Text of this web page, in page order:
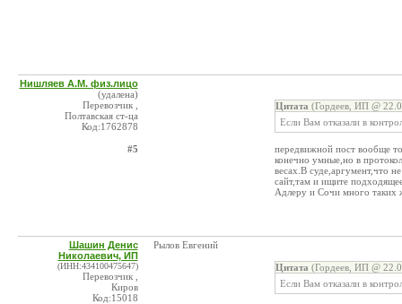
Нишляев А.М. физ.лицо
(удалена)
Перевозчик ,
Полтавская ст-ца
Код:1762878
#5
Цитата (Гордеев, ИП @
Если Вам отказали в
передвижной пост вообще
конечно умные,но в
весах.В суде,аргумент,что
сайт,там и ищите
Адлеру и Сочи много таких
Шашин Денис
Николаевич, ИП
(ИНН:434100475647)
Перевозчик ,
Киров
Код:15018
Рылов Евгений
Цитата (Гордеев, ИП @
Если Вам отказали в